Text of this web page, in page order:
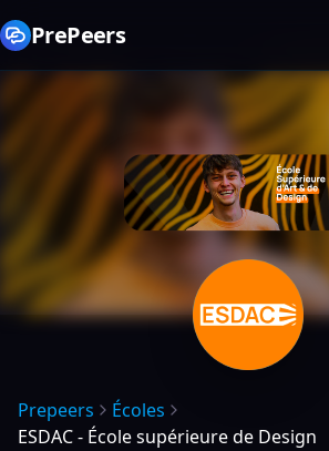
PrePeers
Prepeers
Écoles
ESDAC - École supérieure de Design